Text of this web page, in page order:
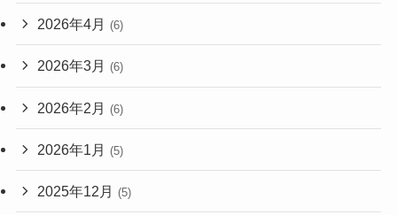
2026年4月 (6)
2026年3月 (6)
2026年2月 (6)
2026年1月 (5)
2025年12月 (5)